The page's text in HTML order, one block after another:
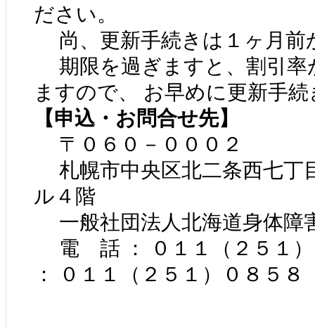
ださい。
尚、更新手続きは１ヶ月前
期限を過ぎますと、割引率
ますので、 お早めに更新手
【申込・お問合せ先】
〒０６０－０００２
札幌市中央区北二条西七丁
ル４階
一般社団法人北海道身体障
電 話 ： ０１１（２５１
： ０１１（２５１）０８５８